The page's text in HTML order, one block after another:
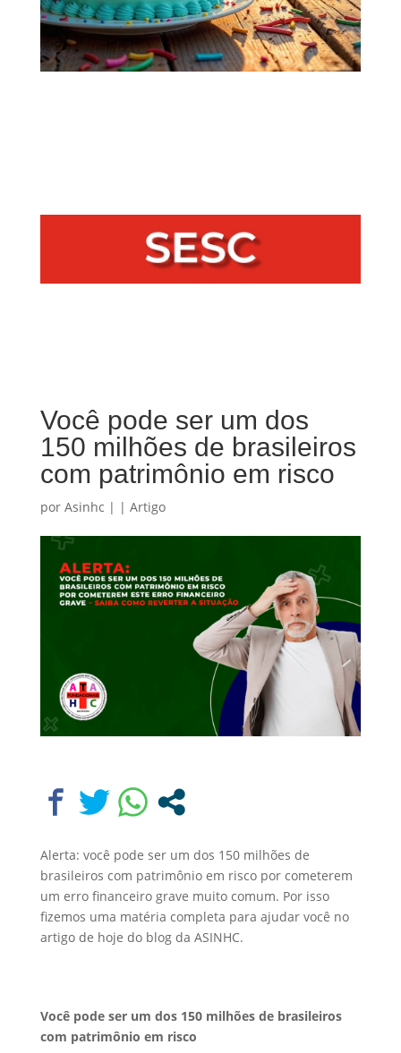
Você pode ser um dos
150 milhões de brasileiros
com patrimônio em risco
por Asinhc | | Artigo
Alerta: você pode ser um dos 150 milhões de
brasileiros com patrimônio em risco por cometerem
um erro financeiro grave muito comum. Por isso
fizemos uma matéria completa para ajudar você no
artigo de hoje do blog da ASINHC.
Você pode ser um dos 150 milhões de brasileiros
com patrimônio em risco